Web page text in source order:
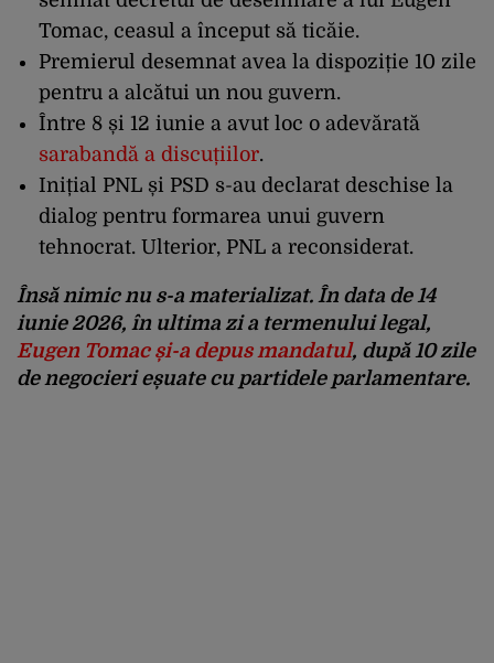
Tomac, ceasul a început să ticăie.
Premierul desemnat avea la dispoziție 10 zile
pentru a alcătui un nou guvern.
Între 8 și 12 iunie a avut loc o adevărată
sarabandă a discuțiilor.
Inițial PNL și PSD s-au declarat deschise la
dialog pentru formarea unui guvern
tehnocrat. Ulterior, PNL a reconsiderat.
Însă nimic nu s-a materializat. În data de 14
iunie 2026, în ultima zi a termenului legal,
Eugen Tomac și-a depus mandatul, după 10 zile
de negocieri eșuate cu partidele parlamentare.